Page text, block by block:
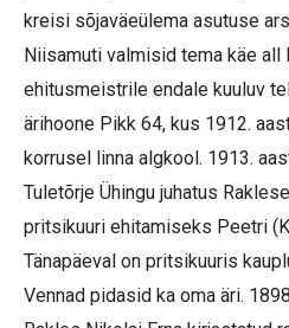
kreisi sõjaväeülema asutuse
Niisamuti valmisid tema käe all
ehitusmeistrile endale kuuluv
ärihoone Pikk 64, kus 1912.
korrusel linna algkool. 1913.
Tuletõrje Ühingu juhatus
pritsikuuri ehitamiseks Peetri
Tänapäeval on pritsikuuris
Vennad pidasid ka oma äri.